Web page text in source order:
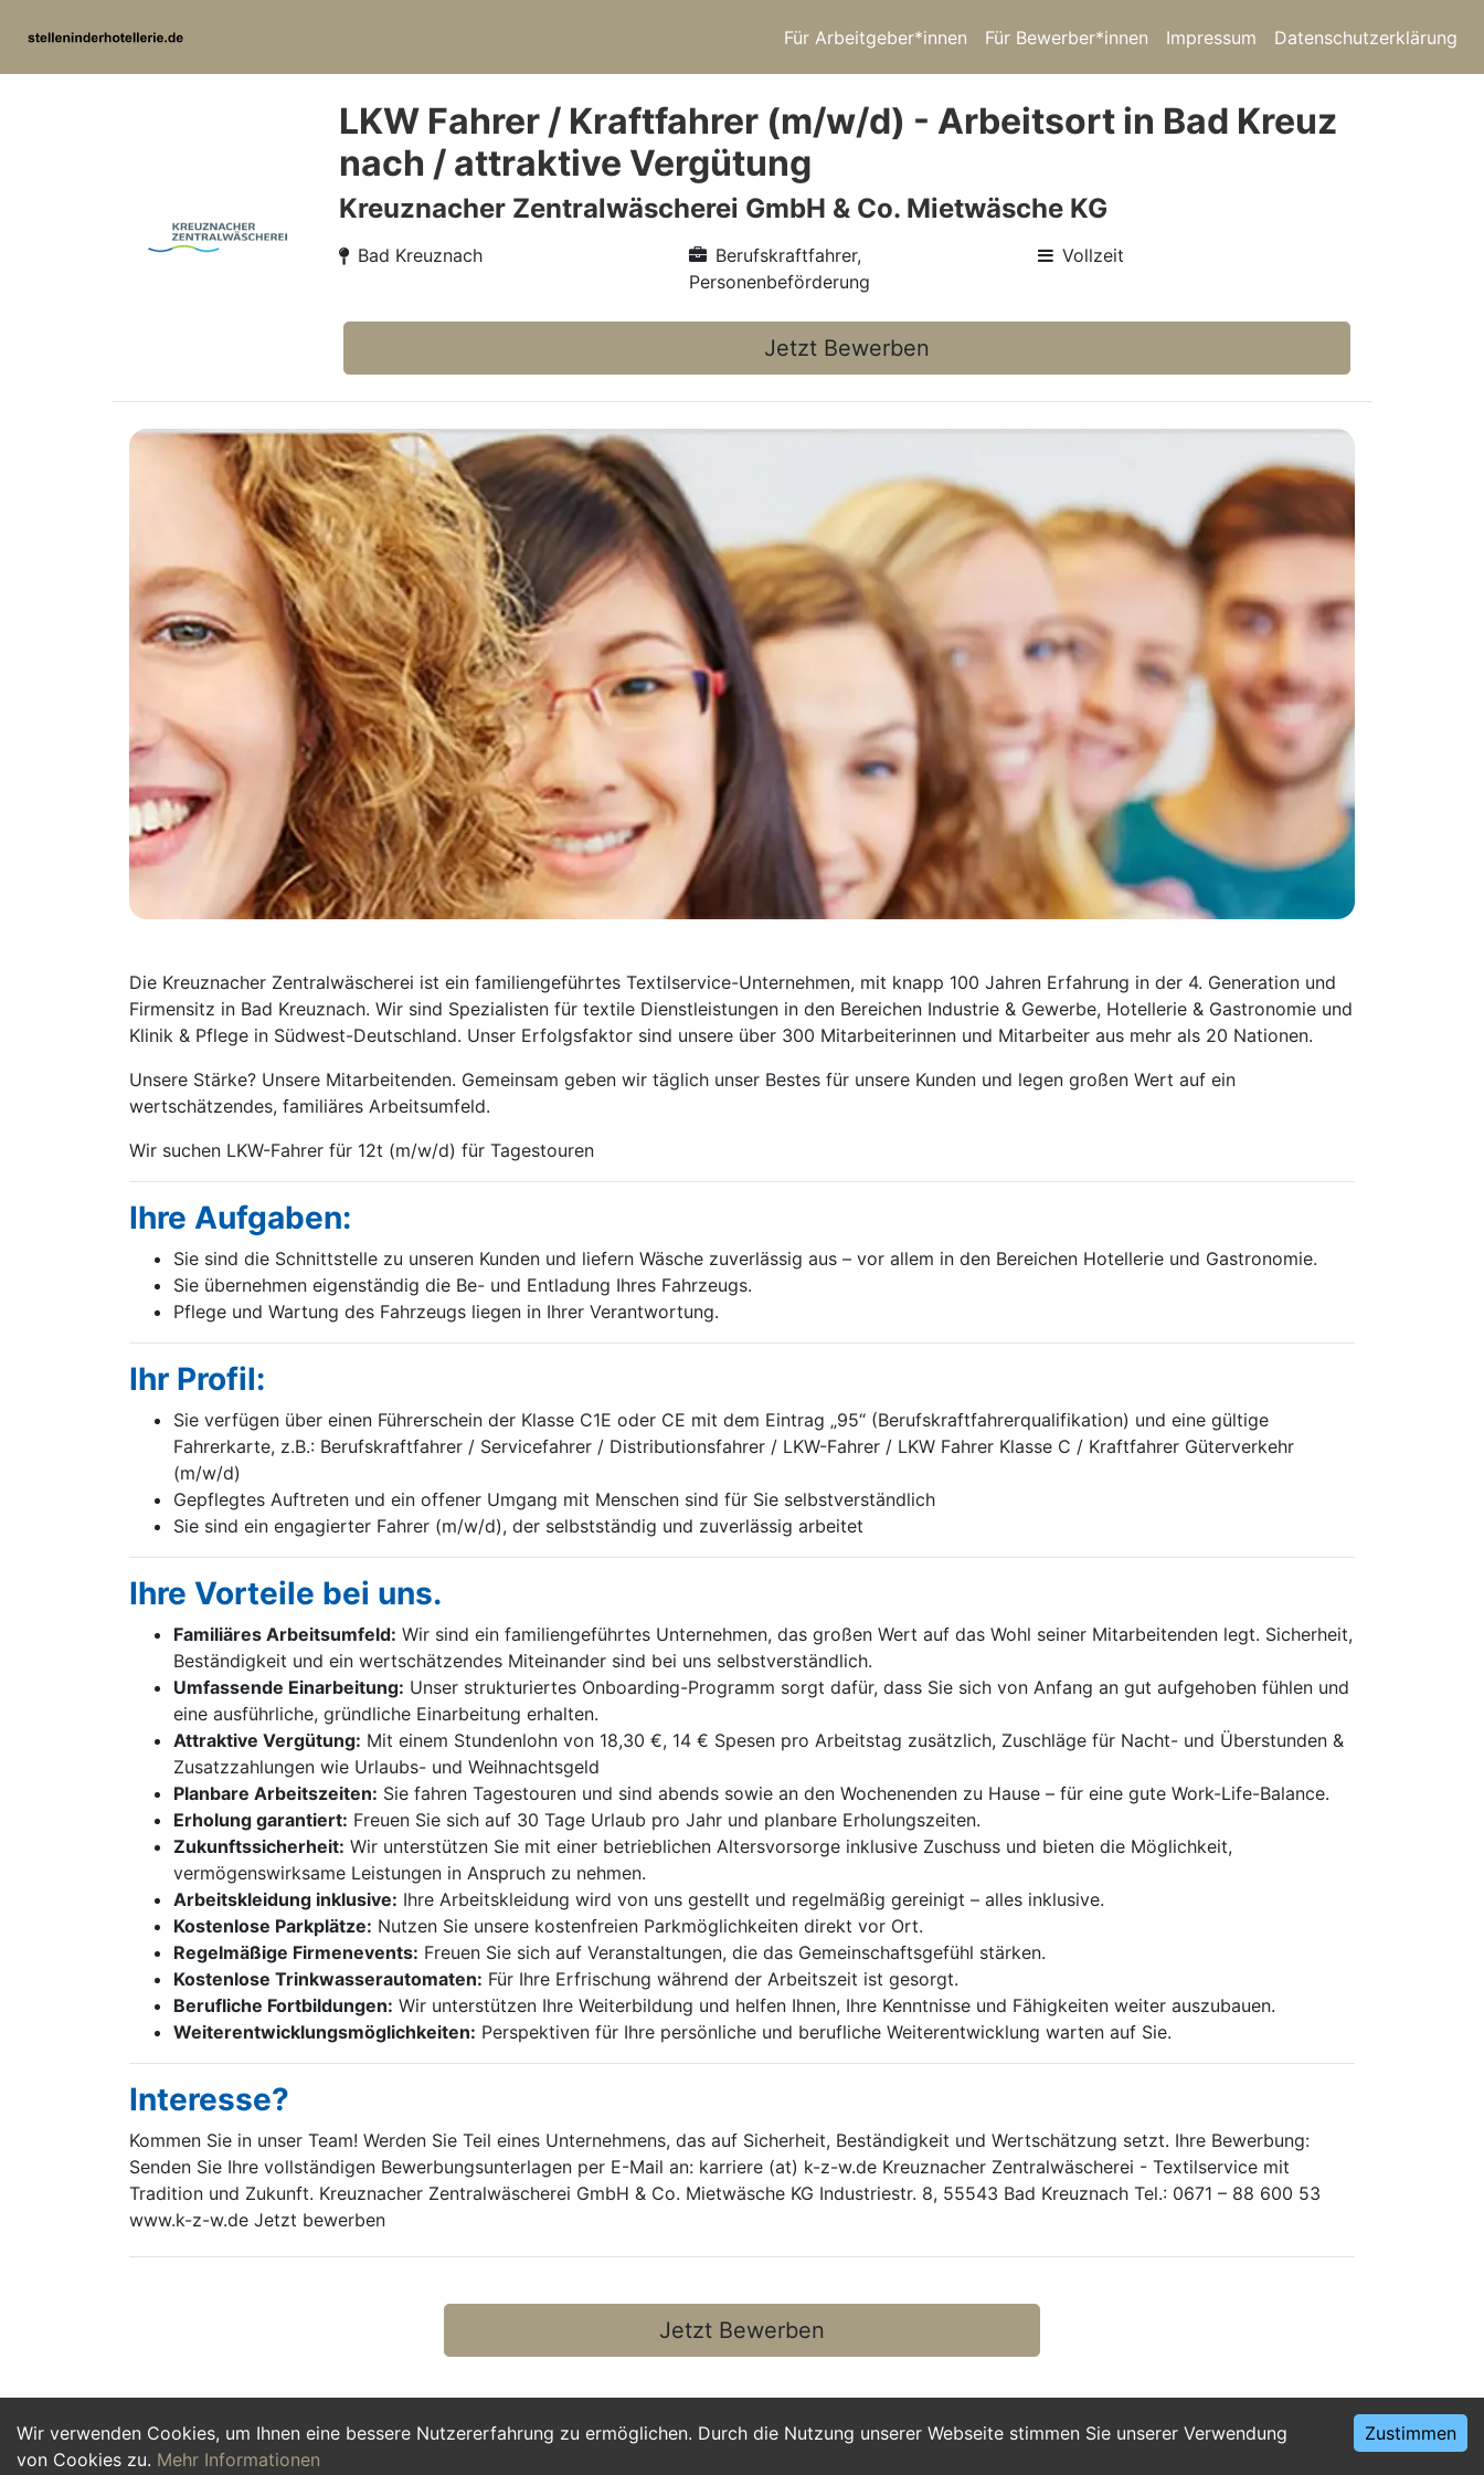
Für Arbeitgeber*innen Für Bewerber*innen Impressum Datenschutzerklärung
Wir verwenden Cookies, um Ihnen eine bessere Nutzererfahrung zu ermöglichen. Durch die Nutzung unserer Webseite stimmen Sie unserer Verwendung
von Cookies zu. Mehr Informationen
Zustimmen
LKW Fahrer / Kraftfahrer (m/w/d) - Arbeitsort in Bad Kreuz
nach / attraktive Vergütung
Kreuznacher Zentralwäscherei GmbH & Co. Mietwäsche KG
Bad Kreuznach
Berufskraftfahrer,
Personenbeförderung
Vollzeit
Jetzt Bewerben
Die Kreuznacher Zentralwäscherei ist ein familiengeführtes Textilservice-Unternehmen, mit knapp 100 Jahren Erfahrung in der 4. Generation und
Firmensitz in Bad Kreuznach. Wir sind Spezialisten für textile Dienstleistungen in den Bereichen Industrie & Gewerbe, Hotellerie & Gastronomie und
Klinik & Pflege in Südwest-Deutschland. Unser Erfolgsfaktor sind unsere über 300 Mitarbeiterinnen und Mitarbeiter aus mehr als 20 Nationen.
Unsere Stärke? Unsere Mitarbeitenden. Gemeinsam geben wir täglich unser Bestes für unsere Kunden und legen großen Wert auf ein
wertschätzendes, familiäres Arbeitsumfeld.
Wir suchen LKW-Fahrer für 12t (m/w/d) für Tagestouren
Ihre Aufgaben:
Sie sind die Schnittstelle zu unseren Kunden und liefern Wäsche zuverlässig aus – vor allem in den Bereichen Hotellerie und Gastronomie.
Sie übernehmen eigenständig die Be- und Entladung Ihres Fahrzeugs.
Pflege und Wartung des Fahrzeugs liegen in Ihrer Verantwortung.
Ihr Profil:
Sie verfügen über einen Führerschein der Klasse C1E oder CE mit dem Eintrag „95“ (Berufskraftfahrerqualifikation) und eine gültige
Fahrerkarte, z.B.: Berufskraftfahrer / Servicefahrer / Distributionsfahrer / LKW-Fahrer / LKW Fahrer Klasse C / Kraftfahrer Güterverkehr
(m/w/d)
Gepflegtes Auftreten und ein offener Umgang mit Menschen sind für Sie selbstverständlich
Sie sind ein engagierter Fahrer (m/w/d), der selbstständig und zuverlässig arbeitet
Ihre Vorteile bei uns.
Familiäres Arbeitsumfeld: Wir sind ein familiengeführtes Unternehmen, das großen Wert auf das Wohl seiner Mitarbeitenden legt. Sicherheit,
Beständigkeit und ein wertschätzendes Miteinander sind bei uns selbstverständlich.
Umfassende Einarbeitung: Unser strukturiertes Onboarding-Programm sorgt dafür, dass Sie sich von Anfang an gut aufgehoben fühlen und
eine ausführliche, gründliche Einarbeitung erhalten.
Attraktive Vergütung: Mit einem Stundenlohn von 18,30 €, 14 € Spesen pro Arbeitstag zusätzlich, Zuschläge für Nacht- und Überstunden &
Zusatzzahlungen wie Urlaubs- und Weihnachtsgeld
Planbare Arbeitszeiten: Sie fahren Tagestouren und sind abends sowie an den Wochenenden zu Hause – für eine gute Work-Life-Balance.
Erholung garantiert: Freuen Sie sich auf 30 Tage Urlaub pro Jahr und planbare Erholungszeiten.
Zukunftssicherheit: Wir unterstützen Sie mit einer betrieblichen Altersvorsorge inklusive Zuschuss und bieten die Möglichkeit,
vermögenswirksame Leistungen in Anspruch zu nehmen.
Arbeitskleidung inklusive: Ihre Arbeitskleidung wird von uns gestellt und regelmäßig gereinigt – alles inklusive.
Kostenlose Parkplätze: Nutzen Sie unsere kostenfreien Parkmöglichkeiten direkt vor Ort.
Regelmäßige Firmenevents: Freuen Sie sich auf Veranstaltungen, die das Gemeinschaftsgefühl stärken.
Kostenlose Trinkwasserautomaten: Für Ihre Erfrischung während der Arbeitszeit ist gesorgt.
Berufliche Fortbildungen: Wir unterstützen Ihre Weiterbildung und helfen Ihnen, Ihre Kenntnisse und Fähigkeiten weiter auszubauen.
Weiterentwicklungs­möglichkeiten: Perspektiven für Ihre persönliche und berufliche Weiterentwicklung warten auf Sie.
Interesse?
Kommen Sie in unser Team! Werden Sie Teil eines Unternehmens, das auf Sicherheit, Beständigkeit und Wertschätzung setzt. Ihre Bewerbung:
Senden Sie Ihre vollständigen Bewerbungsunterlagen per E-Mail an: karriere (at) k-z-w.de Kreuznacher Zentralwäscherei - Textilservice mit
Tradition und Zukunft. Kreuznacher Zentral­wäscherei GmbH & Co. Mietwäsche KG Industriestr. 8, 55543 Bad Kreuznach Tel.: 0671 – 88 600 53
www.k-z-w.de Jetzt bewerben
Jetzt Bewerben